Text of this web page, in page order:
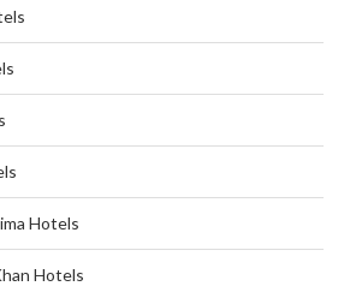
Hotels
Hotels